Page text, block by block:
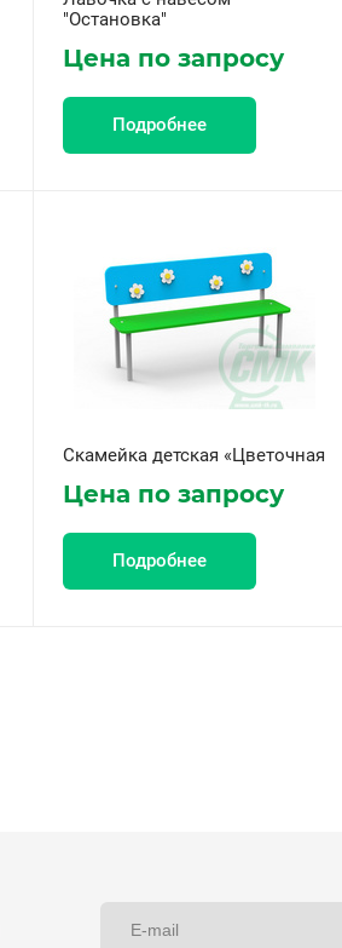
"Остановка"
Цена по запросу
Подробнее
Скамейка детская «Цветочная
Цена по запросу
Подробнее